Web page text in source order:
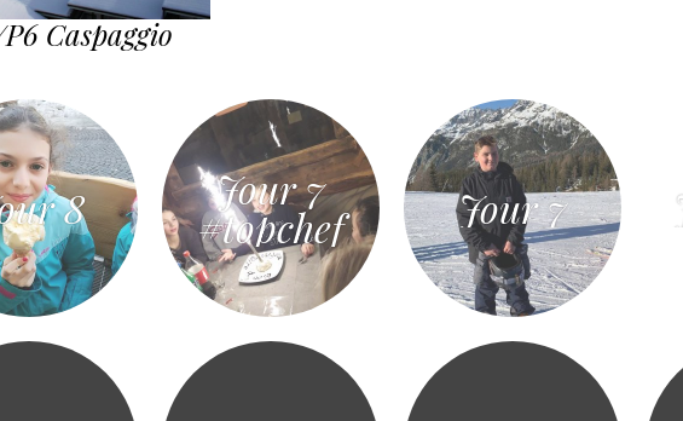
Caspaggio
8 Jour 7
#topchef Jour 7